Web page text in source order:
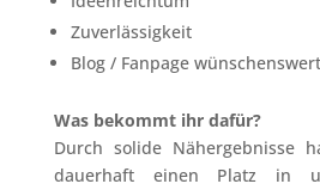
Zuverlässigkeit
Blog / Fanpage
Was bekommt ihr dafür?
Durch solide Nähergebnisse
dauerhaft einen Platz in